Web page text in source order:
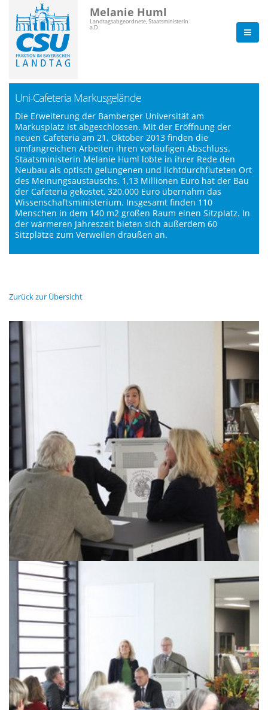
Melanie Huml
Landtagsabgeordnete, Staatsministerin
a.D.
Uni-Cafeteria Markusgelände
Die Erweiterung der Bamberger Universität am
Markusplatz ist abgeschlossen. Mit der Eröffnung der
neuen Cafeteria am 21. Oktober 2013 finden die
umfangreichen Arbeiten ihren vorläufigen Abschluss.
Staatsministerin Melanie Huml lobte in ihrer Rede den
Neubau als optisch gelungenen und lichtdurchfluteten Ort
des Meinungsaustauschs. 1,13 Millionen Euro hat der Bau
der Cafeteria gekostet, 320.000 Euro übernahm das
Wissenschaftsministerium. Insgesamt finden 110
Menschen in dem 140 m2 großen Raum einen Sitzplatz. In
der wärmeren Jahreszeit bieten sich außerdem 60
Sitzplätze zum Verweilen draußen an.
Zurück zur Übersicht